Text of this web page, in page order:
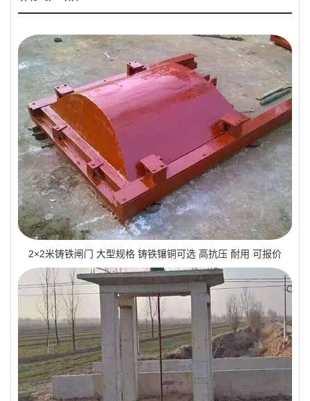
2×2米铸铁闸门 大型规格 铸铁镶铜可选 高抗压 耐用 可报价